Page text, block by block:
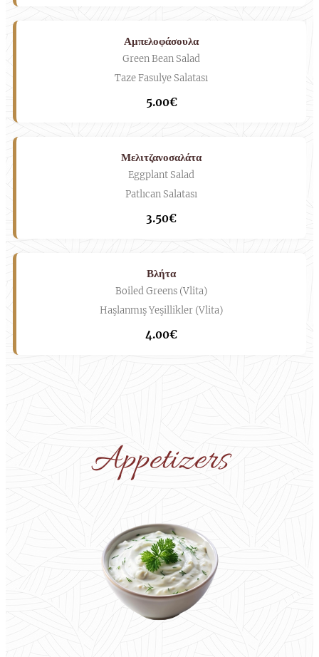
Αμπελοφάσουλα
Green Bean Salad
Taze Fasulye Salatası
5.00€
Μελιτζανοσαλάτα
Eggplant Salad
Patlıcan Salatası
3.50€
Βλήτα
Boiled Greens (Vlita)
Haşlanmış Yeşillikler (Vlita)
4.00€
Appetizers